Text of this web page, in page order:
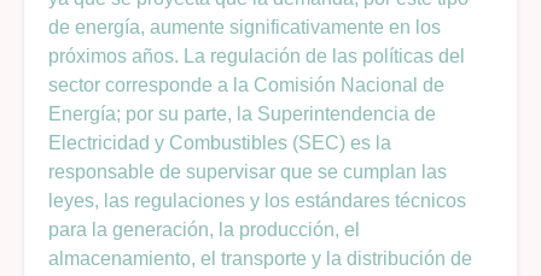
de energía, aumente significativamente en los
próximos años. La regulación de las políticas del
sector corresponde a la Comisión Nacional de
Energía; por su parte, la Superintendencia de
Electricidad y Combustibles (SEC) es la
responsable de supervisar que se cumplan las
leyes, las regulaciones y los estándares técnicos
para la generación, la producción, el
almacenamiento, el transporte y la distribución de